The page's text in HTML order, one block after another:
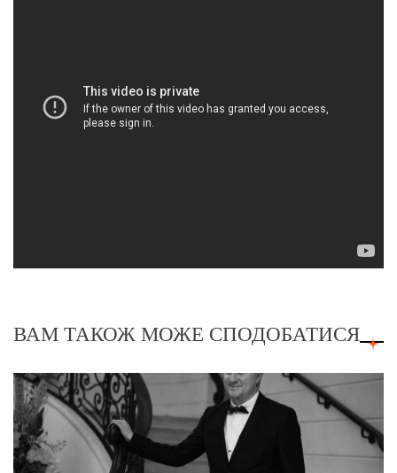
ВАМ ТАКОЖ МОЖЕ СПОДОБАТИСЯ